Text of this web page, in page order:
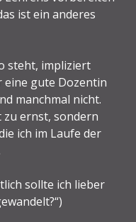
ist ein anderes
steht, impliziert
eine gute Dozentin
manchmal nicht.
zu ernst, sondern
ich im Laufe der
sollte ich lieber